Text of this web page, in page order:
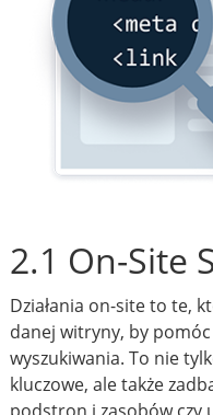
2.1 On-Site
Działania on-site to te,
danej witryny, by
wyszukiwania. To nie
kluczowe, ale także
podstron i zasobów czy